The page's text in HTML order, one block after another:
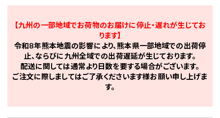
【九州の一部地域でお荷物のお届けに停止・遅れが生じてお
ります】
令和8年熊本地震の影響により、熊本県一部地域での出荷停
止、ならびに九州全域での出荷遅延が生じております。
配送に関しては通常より日数を要する場合がございます。
ご注文に際しましてはご了承くださいます様お願い申し上げま
す。